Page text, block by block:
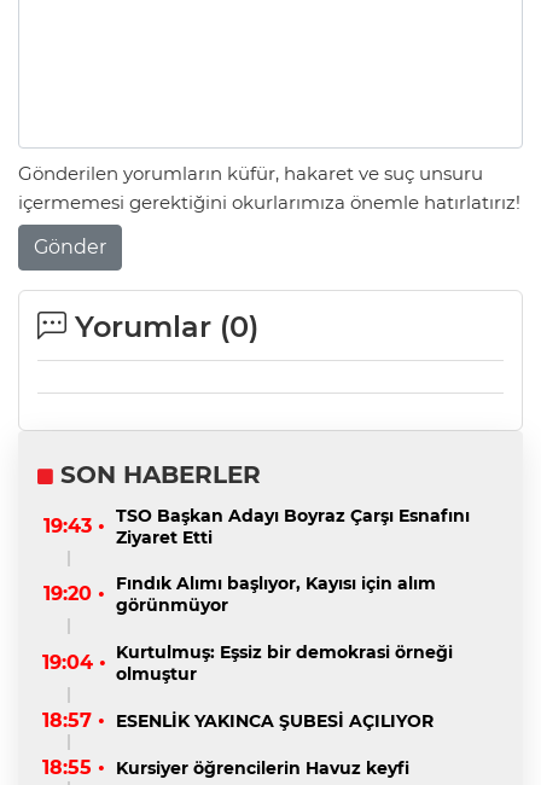
Gönderilen yorumların küfür, hakaret ve suç unsuru
içermemesi gerektiğini okurlarımıza önemle hatırlatırız!
Gönder
Yorumlar (0)
SON HABERLER
19:43 • TSO Başkan Adayı Boyraz Çarşı Esnafını
Ziyaret Etti
19:20 •
Fındık Alımı başlıyor, Kayısı için alım
görünmüyor
19:04 • Kurtulmuş: Eşsiz bir demokrasi örneği
olmuştur
18:57 • ESENLİK YAKINCA ŞUBESİ AÇILIYOR
18:55 • Kursiyer öğrencilerin Havuz keyfi